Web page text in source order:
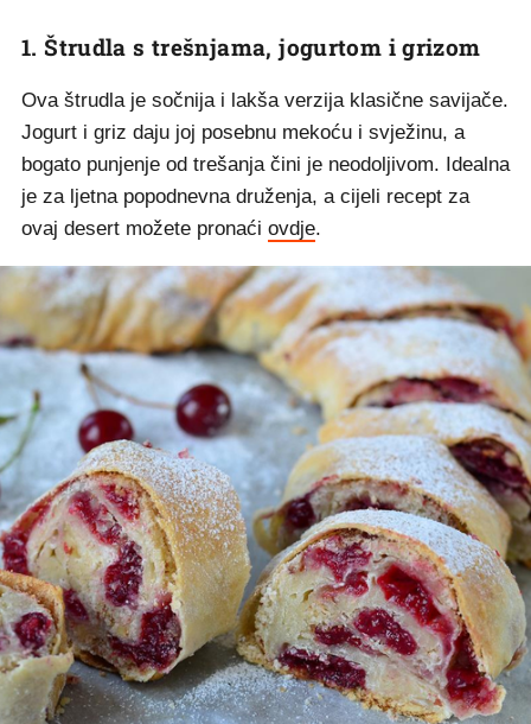
1. Štrudla s trešnjama, jogurtom i grizom
Ova štrudla je sočnija i lakša verzija klasične savijače.
Jogurt i griz daju joj posebnu mekoću i svježinu, a
bogato punjenje od trešanja čini je neodoljivom. Idealna
je za ljetna popodnevna druženja, a cijeli recept za
ovaj desert možete pronaći ovdje.